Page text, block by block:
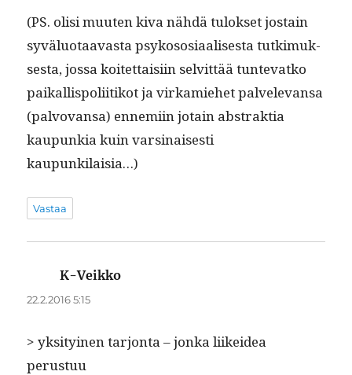
(PS. olisi muuten kiva nähdä tulok­set jostain
syvälu­o­taavas­ta psykososi­aalis­es­ta tutkimuk­
ses­ta, jos­sa koitet­taisi­in selvit­tää tun­te­vatko
paikallispoli­itikot ja virkamiehet palvel­e­vansa
(palvo­vansa) enne­mi­in jotain abstrak­tia
kaupunkia kuin varsi­nais­es­ti
kaupunkilaisia…)
Vastaa
K-Veikko
22.2.2016 5:15
> yksi­tyi­nen tar­jon­ta – jon­ka liikei­dea
perustuu